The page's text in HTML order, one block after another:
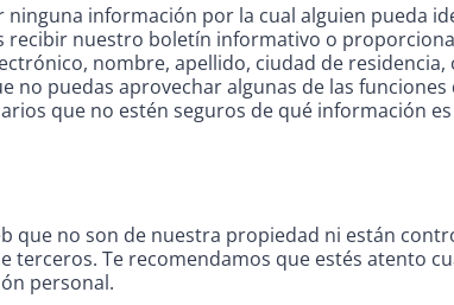
información por la cual alguien pueda
recibir nuestro boletín informativo o
nombre, apellido, ciudad de
no puedas aprovechar algunas de las
que no estén seguros de qué información
que no son de nuestra propiedad ni están
terceros. Te recomendamos que estés atento
personal.